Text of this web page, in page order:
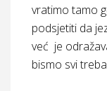
vratimo tamo
podsjetiti da
već je
bismo svi